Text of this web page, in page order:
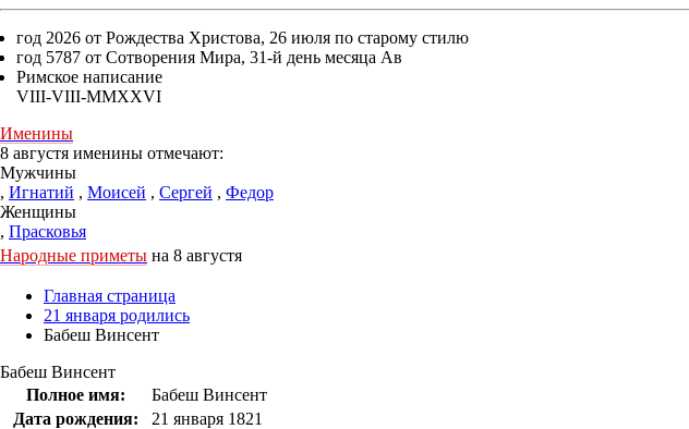
год 2026 от Рождества Христова, 26 июля по старому стилю
год 5787 от Сотворения Мира, 31-й день месяца Ав
Римское написание
VIII-VIII-MMXXVI
Именины
8 августя именины отмечают:
Мужчины
, Игнатий , Моисей , Сергей , Федор
Женщины
, Прасковья
Народные приметы на 8 августя
Главная страница
21 января родились
Бабеш Винсент
Бабеш Винсент
Полное имя:
Бабеш Винсент
Дата рождения:
21 января 1821